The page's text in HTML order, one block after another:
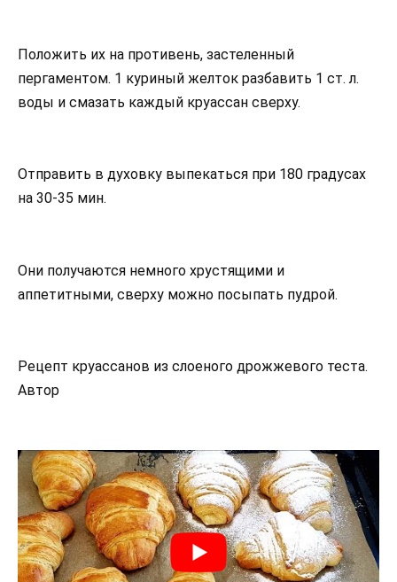
Положить их на противень, застеленный
пергаментом. 1 куриный желток разбавить 1 ст. л.
воды и смазать каждый круассан сверху.
Отправить в духовку выпекаться при 180 градусах
на 30-35 мин.
Они получаются немного хрустящими и
аппетитными, сверху можно посыпать пудрой.
Рецепт круассанов из слоеного дрожжевого теста.
Автор